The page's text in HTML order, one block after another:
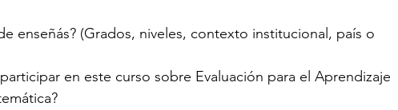
enseñás? (Grados, niveles, contexto institucional, país o
en este curso sobre Evaluación para el Aprendizaje